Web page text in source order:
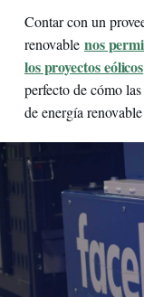
Contar con un
renovable nos
los proyectos eólicos
perfecto de cómo
de energía
Il logo di Facebook